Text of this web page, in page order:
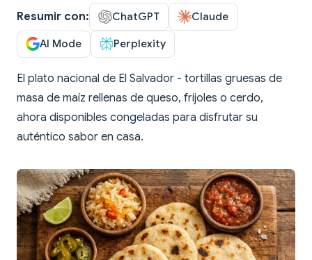
Resumir con: ChatGPT Claude
AI Mode Perplexity
El plato nacional de El Salvador - tortillas gruesas de
masa de maíz rellenas de queso, frijoles o cerdo,
ahora disponibles congeladas para disfrutar su
auténtico sabor en casa.